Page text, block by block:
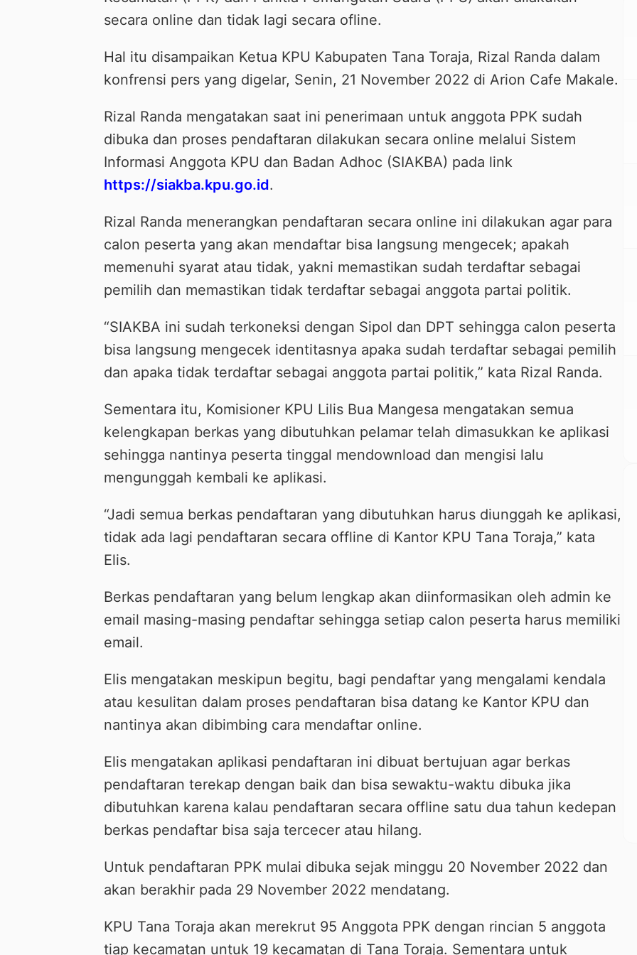
secara online dan tidak lagi secara ofline.
Hal itu disampaikan Ketua KPU Kabupaten Tana Toraja, Rizal Randa dalam
konfrensi pers yang digelar, Senin, 21 November 2022 di Arion Cafe Makale.
Rizal Randa mengatakan saat ini penerimaan untuk anggota PPK sudah
dibuka dan proses pendaftaran dilakukan secara online melalui Sistem
Informasi Anggota KPU dan Badan Adhoc (SIAKBA) pada link
https://siakba.kpu.go.id.
Rizal Randa menerangkan pendaftaran secara online ini dilakukan agar para
calon peserta yang akan mendaftar bisa langsung mengecek; apakah
memenuhi syarat atau tidak, yakni memastikan sudah terdaftar sebagai
pemilih dan memastikan tidak terdaftar sebagai anggota partai politik.
“SIAKBA ini sudah terkoneksi dengan Sipol dan DPT sehingga calon peserta
bisa langsung mengecek identitasnya apaka sudah terdaftar sebagai pemilih
dan apaka tidak terdaftar sebagai anggota partai politik,” kata Rizal Randa.
Sementara itu, Komisioner KPU Lilis Bua Mangesa mengatakan semua
kelengkapan berkas yang dibutuhkan pelamar telah dimasukkan ke aplikasi
sehingga nantinya peserta tinggal mendownload dan mengisi lalu
mengunggah kembali ke aplikasi.
“Jadi semua berkas pendaftaran yang dibutuhkan harus diunggah ke aplikasi,
tidak ada lagi pendaftaran secara offline di Kantor KPU Tana Toraja,” kata
Elis.
Berkas pendaftaran yang belum lengkap akan diinformasikan oleh admin ke
email masing-masing pendaftar sehingga setiap calon peserta harus memiliki
email.
Elis mengatakan meskipun begitu, bagi pendaftar yang mengalami kendala
atau kesulitan dalam proses pendaftaran bisa datang ke Kantor KPU dan
nantinya akan dibimbing cara mendaftar online.
Elis mengatakan aplikasi pendaftaran ini dibuat bertujuan agar berkas
pendaftaran terekap dengan baik dan bisa sewaktu-waktu dibuka jika
dibutuhkan karena kalau pendaftaran secara offline satu dua tahun kedepan
berkas pendaftar bisa saja tercecer atau hilang.
Untuk pendaftaran PPK mulai dibuka sejak minggu 20 November 2022 dan
akan berakhir pada 29 November 2022 mendatang.
KPU Tana Toraja akan merekrut 95 Anggota PPK dengan rincian 5 anggota
tiap kecamatan untuk 19 kecamatan di Tana Toraja. Sementara untuk